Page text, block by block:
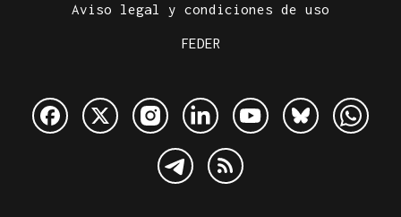
Aviso legal y condiciones de uso
FEDER